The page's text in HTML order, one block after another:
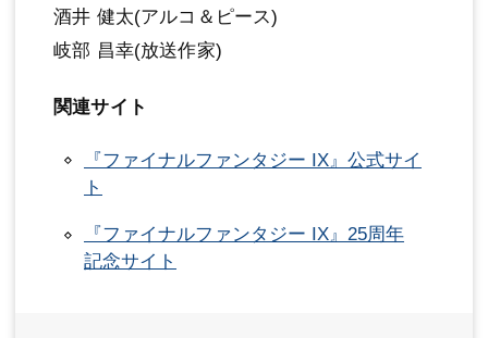
酒井 健太(アルコ＆ピース)
岐部 昌幸(放送作家)
関連サイト
『ファイナルファンタジー IX』公式サイ
ト
『ファイナルファンタジー IX』25周年
記念サイト